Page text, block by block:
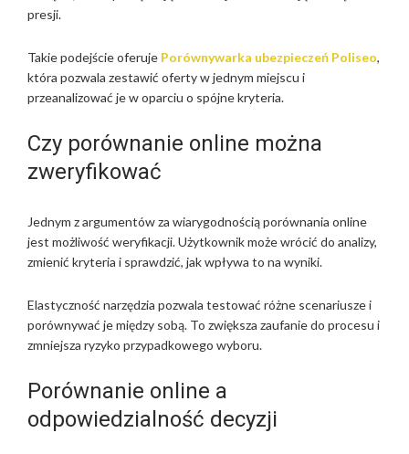
presji.
Takie podejście oferuje Porównywarka ubezpieczeń Poliseo,
która pozwala zestawić oferty w jednym miejscu i
przeanalizować je w oparciu o spójne kryteria.
Czy porównanie online można
zweryfikować
Jednym z argumentów za wiarygodnością porównania online
jest możliwość weryfikacji. Użytkownik może wrócić do analizy,
zmienić kryteria i sprawdzić, jak wpływa to na wyniki.
Elastyczność narzędzia pozwala testować różne scenariusze i
porównywać je między sobą. To zwiększa zaufanie do procesu i
zmniejsza ryzyko przypadkowego wyboru.
Porównanie online a
odpowiedzialność decyzji